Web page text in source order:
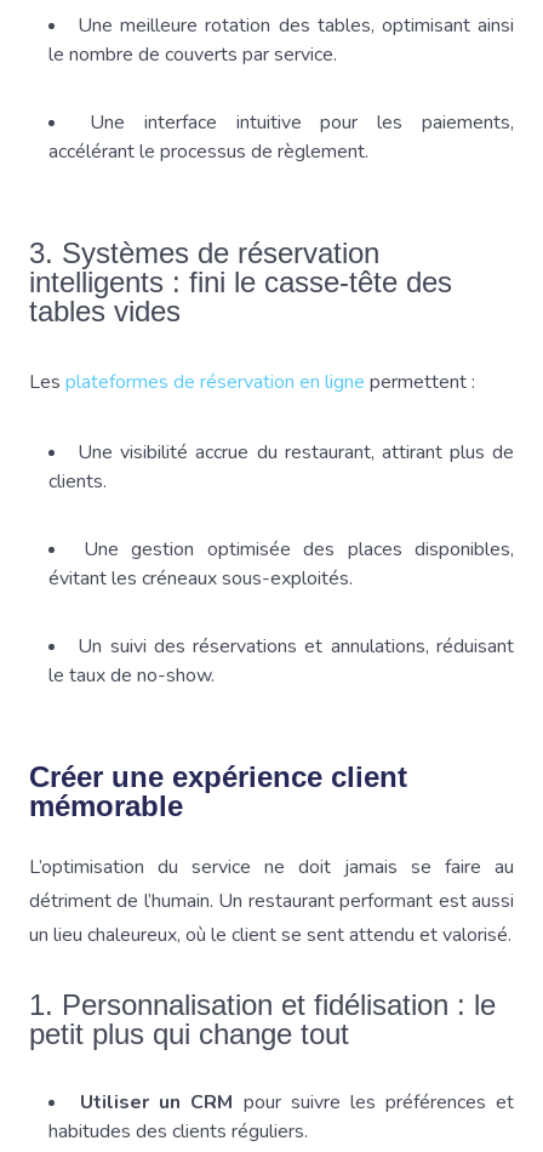
Une meilleure rotation des tables, optimisant ainsi
le nombre de couverts par service.
Une interface intuitive pour les paiements,
accélérant le processus de règlement.
3. Systèmes de réservation
intelligents : fini le casse-tête des
tables vides
Les plateformes de réservation en ligne permettent :
Une visibilité accrue du restaurant, attirant plus de
clients.
Une gestion optimisée des places disponibles,
évitant les créneaux sous-exploités.
Un suivi des réservations et annulations, réduisant
le taux de no-show.
Créer une expérience client
mémorable
L’optimisation du service ne doit jamais se faire au
détriment de l’humain. Un restaurant performant est aussi
un lieu chaleureux, où le client se sent attendu et valorisé.
1. Personnalisation et fidélisation : le
petit plus qui change tout
Utiliser un CRM pour suivre les préférences et
habitudes des clients réguliers.